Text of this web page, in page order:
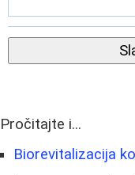
Pročitajte i...
Biorevitalizacija